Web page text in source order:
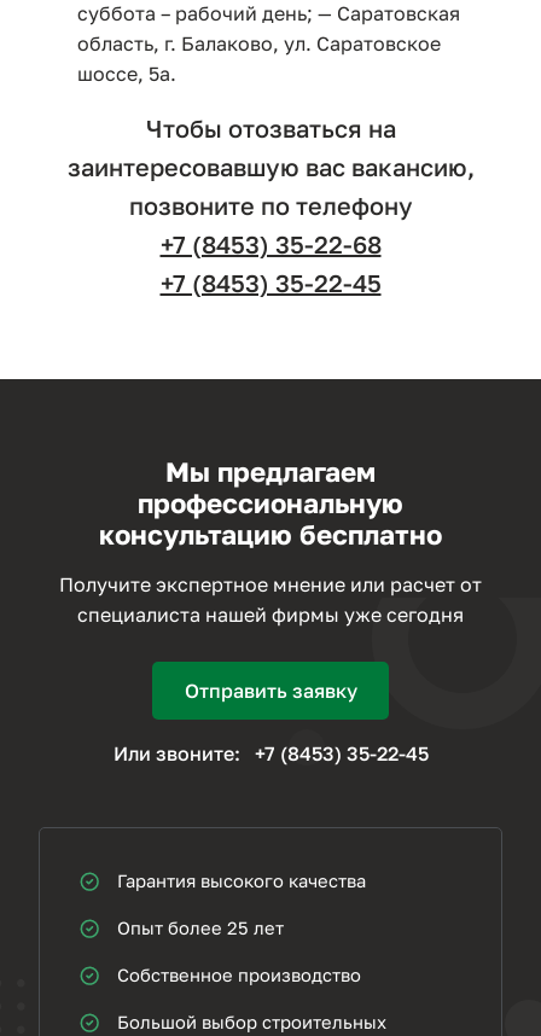
суббота – рабочий день; — Саратовская
область, г. Балаково, ул. Саратовское
шоссе, 5а.
Чтобы отозваться на
заинтересовавшую вас вакансию,
позвоните по телефону
+7 (8453) 35-22-68
+7 (8453) 35-22-45
Мы предлагаем
профессиональную
консультацию бесплатно
Получите экспертное мнение или расчет от
специалиста нашей фирмы уже сегодня
Отправить заявку
Или звоните: +7 (8453) 35-22-45
Гарантия высокого качества
Опыт более 25 лет
Собственное производство
Большой выбор строительных